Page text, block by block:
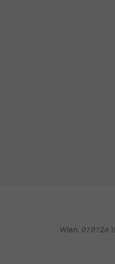
Wien, 07.07.26